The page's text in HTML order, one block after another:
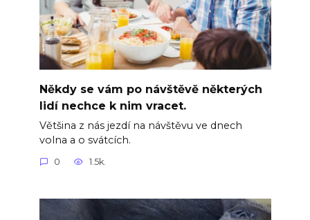
Někdy se vám po návštěvě některých
lidí nechce k nim vracet.
Většina z nás jezdí na návštěvu ve dnech
volna a o svátcích.
0 1.5k.